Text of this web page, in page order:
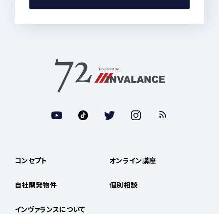
コンセプト
自社開発物件
インヴァランスについて
オンライン講座
個別相談